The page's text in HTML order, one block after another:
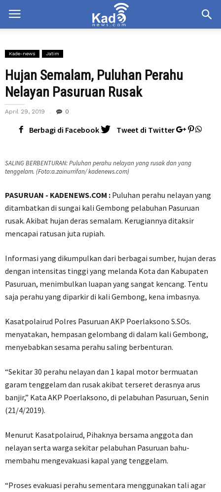
Kade-news Jatim
Hujan Semalam, Puluhan Perahu
Nelayan Pasuruan Rusak
April 29, 2019 0
Berbagi di Facebook Tweet di Twitter
SALING BERBENTURAN: Puluhan perahu nelayan yang rusak dan yang
tenggelam. (Foto:a.zainurrifan/ kadenews.com)
PASURUAN - KADENEWS.COM : Puluhan perahu nelayan yang
ditambatkan di sungai kali Gembong pelabuhan Pasuruan
rusak. Akibat hujan deras semalam. Kerugiannya ditaksir
mencapai ratusan juta rupiah.
Informasi yang dikumpulkan dari berbagai sumber, hujan deras
dengan intensitas tinggi yang melanda Kota dan Kabupaten
Pasuruan, menimbulkan luapan yang sangat kencang. Tentu
saja perahu yang diparkir di kali Gembong, kena imbasnya.
Kasatpolairud Polres Pasuruan AKP Poerlaksono S.SOs.
menyatakan, hempasan gelombang di dalam kali Gembong,
menyebabkan sesama perahu saling berbenturan.
“Sekitar 30 perahu nelayan dan 1 kapal motor bermuatan
garam tenggelam dan rusak akibat terseret derasnya arus
banjir,” Kata AKP Poerlaksono, di pelabuhan Pasuruan, Senin
(21/4/2019).
Menurut Kasatpolairud, Pihaknya bersama anggota dan
nelayan serta warga sekitar pelabuhan Pasuruan bahu-
membahu mengevakuasi kapal yang tenggelam.
“Proses evakuasi perahu sementara menggunakan tali agar